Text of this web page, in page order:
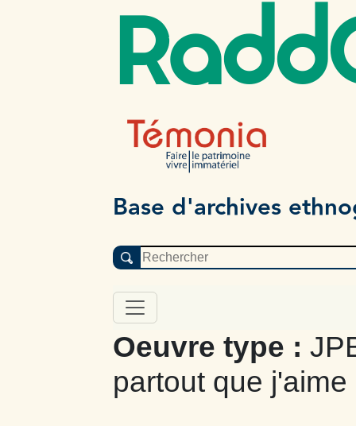
Base d'archives
Oeuvre type :
partout que j'aime